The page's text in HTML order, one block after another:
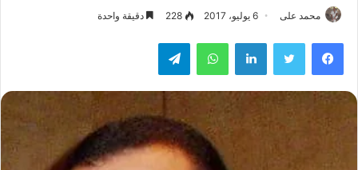
محمد على 6 يوليو، 2017 228 دقيقة واحدة
فيسبوك تويتر لينكدإن واتساب تيلقرام